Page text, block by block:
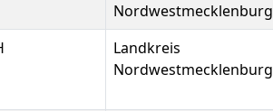
Nordwestmecklenburg
Landkreis
Nordwestmecklenburg